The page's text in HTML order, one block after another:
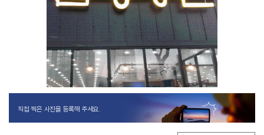
직접 찍은 사진을 등록해 주세요.